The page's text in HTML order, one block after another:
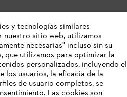
y tecnologías similares
nuestro sitio web, utilizamos
necesarias" incluso sin su
que utilizamos para optimizar la
personalizados, incluyendo el
los usuarios, la eficacia de la
de usuario completos, se
Las cookies son